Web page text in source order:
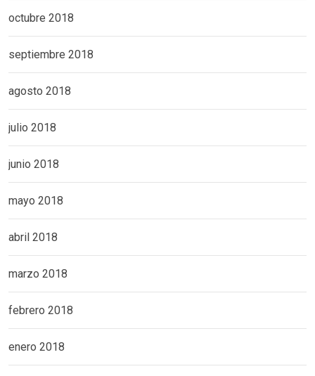
octubre 2018
septiembre 2018
agosto 2018
julio 2018
junio 2018
mayo 2018
abril 2018
marzo 2018
febrero 2018
enero 2018